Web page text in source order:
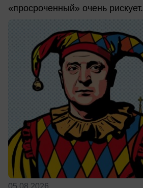
«просроченный» очень рискует.